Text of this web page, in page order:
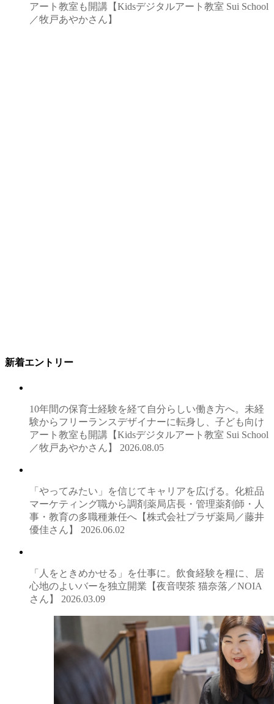
アート教室も開講【Kidsデジタルアート教室 Sui School
／牧戸あやかさん】
新着エントリー
10年間の保育士経験を経て自分らしい働き方へ。未経
験からフリーランスデザイナーに転身し、子ども向け
アート教室も開講【Kidsデジタルアート教室 Sui School
／牧戸あやかさん】 2026.08.05
「やってみたい」を信じてキャリアを広げる。化粧品
マーケティング職から調剤薬局店長・管理薬剤師・人
事・教育の多職種兼任へ【株式会社プラザ薬局／藤井
優佳さん】 2026.06.02
「人をときめかせる」を仕事に。飲食経験を糧に、居
心地のよいバーを独立開業【夜音喫茶 猫奈落／NOIA
さん】 2026.03.09